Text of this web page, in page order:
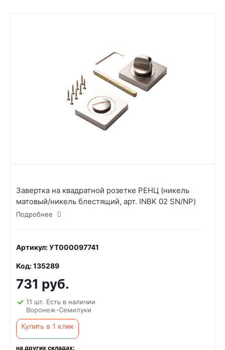
Завертка на квадратной розетке РЕНЦ (никель
матовый/никель блестящий, арт. INBK 02 SN/NP)
Подробнее
Артикул: УТ000097741
Код: 135289
731 руб.
11 шт. Есть в наличии
Воронеж-Семилуки
Купить в 1 клик
на других складах: